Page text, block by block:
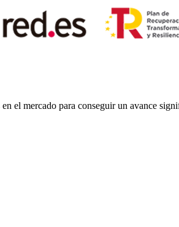
el mercado para conseguir un avance